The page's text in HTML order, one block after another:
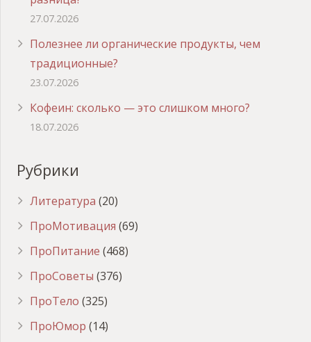
27.07.2026
Полезнее ли органические продукты, чем
традиционные?
23.07.2026
Кофеин: сколько — это слишком много?
18.07.2026
Рубрики
Литература (20)
ПроМотивация (69)
ПроПитание (468)
ПроСоветы (376)
ПроТело (325)
ПроЮмор (14)